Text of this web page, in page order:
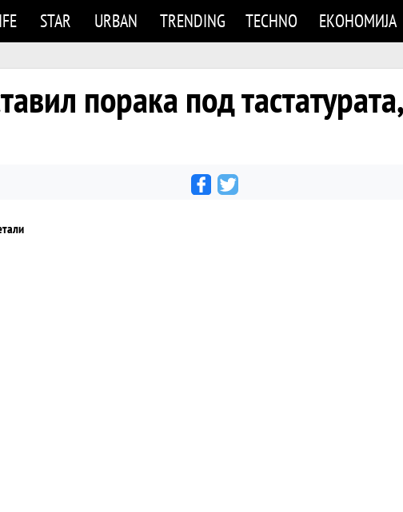
STAR URBAN TRENDING TECHNO ЕКОНОМИЈА
порака под тастатурата,